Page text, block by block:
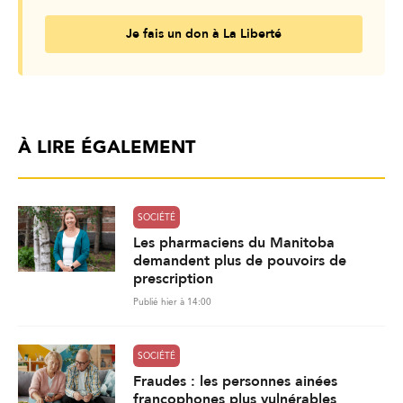
Je fais un don à La Liberté
À LIRE ÉGALEMENT
SOCIÉTÉ
Les pharmaciens du Manitoba
demandent plus de pouvoirs de
prescription
Publié hier à 14:00
SOCIÉTÉ
Fraudes : les personnes ainées